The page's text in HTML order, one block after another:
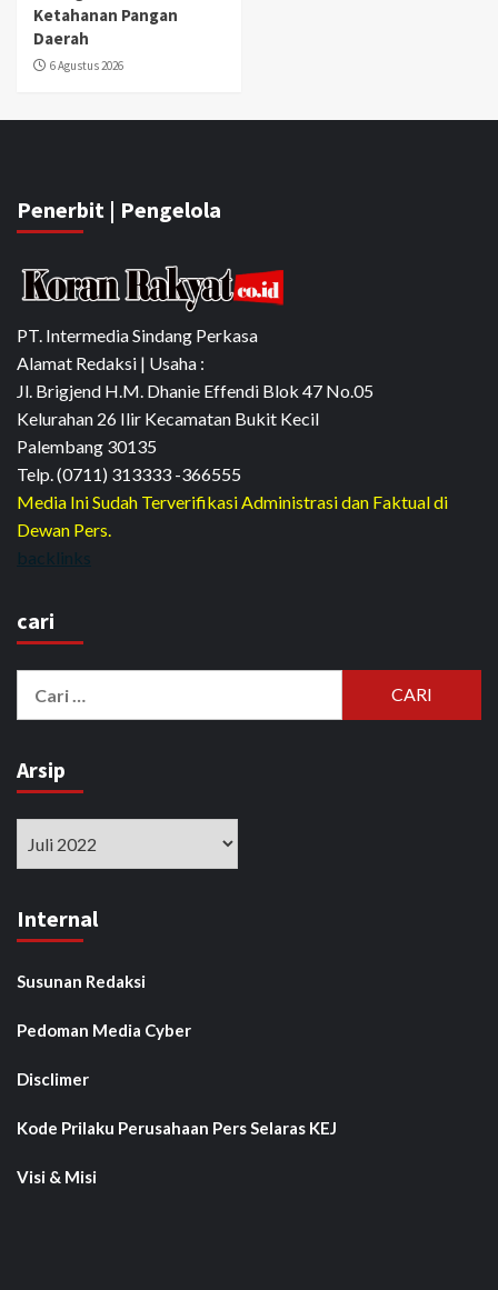
Ketahanan Pangan
Daerah
6 Agustus 2026
Penerbit | Pengelola
PT. Intermedia Sindang Perkasa
Alamat Redaksi | Usaha :
Jl. Brigjend H.M. Dhanie Effendi Blok 47 No.05
Kelurahan 26 Ilir Kecamatan Bukit Kecil
Palembang 30135
Telp. (0711) 313333 -366555
Media Ini Sudah Terverifikasi Administrasi dan Faktual di
Dewan Pers.
backlinks
cari
Arsip
Internal
Susunan Redaksi
Pedoman Media Cyber
Disclimer
Kode Prilaku Perusahaan Pers Selaras KEJ
Visi & Misi